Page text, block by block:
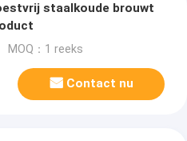
staalkoude brouwt
MOQ：1 reeks
Contact nu